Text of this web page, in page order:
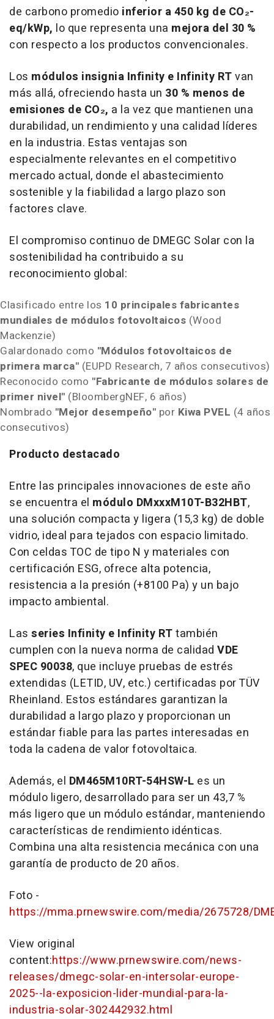
de carbono promedio inferior a 450 kg de CO₂-
eq/kWp, lo que representa una mejora del 30 %
con respecto a los productos convencionales.
Los módulos insignia Infinity e Infinity RTvan
más allá, ofreciendo hasta un 30 % menos de
emisiones de CO₂, a la vez que mantienen una
durabilidad, un rendimiento y una calidad líderes
en la industria. Estas ventajas son
especialmente relevantes en el competitivo
mercado actual, donde el abastecimiento
sostenible y la fiabilidad a largo plazo son
factores clave.
El compromiso continuo de DMEGC Solar con la
sostenibilidad ha contribuido a su
reconocimiento global:
Clasificado entre los 10 principales fabricantes
mundiales de módulos fotovoltaicos (Wood
Mackenzie)
Galardonado como "Módulos fotovoltaicos de
primera marca" (EUPD Research, 7 años consecutivos)
Reconocido como "Fabricante de módulos solares de
primer nivel" (BloombergNEF, 6 años)
Nombrado "Mejor desempeño" por Kiwa PVEL (4 años
consecutivos)
Producto destacado
Entre las principales innovaciones de este año
se encuentra el módulo DMxxxM10T-B32HBT,
una solución compacta y ligera (15,3 kg) de doble
vidrio, ideal para tejados con espacio limitado.
Con celdas TOC de tipo N y materiales con
certificación ESG, ofrece alta potencia,
resistencia a la presión (+8100 Pa) y un bajo
impacto ambiental.
Las series Infinity e Infinity RTtambién
cumplen con la nueva norma de calidad VDE
SPEC 90038, que incluye pruebas de estrés
extendidas (LETID, UV, etc.) certificadas por TÜV
Rheinland. Estos estándares garantizan la
durabilidad a largo plazo y proporcionan un
estándar fiable para las partes interesadas en
toda la cadena de valor fotovoltaica.
Además, el DM465M10RT-54HSW-L es un
módulo ligero, desarrollado para ser un 43,7 %
más ligero que un módulo estándar, manteniendo
características de rendimiento idénticas.
Combina una alta resistencia mecánica con una
garantía de producto de 20 años.
Foto -
https://mma.prnewswire.com/media/2675728/
View original
content:https://www.prnewswire.com/news-
releases/dmegc-solar-en-intersolar-europe-
2025--la-exposicion-lider-mundial-para-la-
industria-solar-302442932.html